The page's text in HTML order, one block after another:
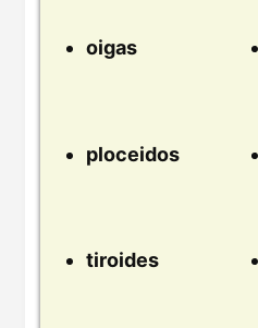
oigas
ploceidos
tiroides